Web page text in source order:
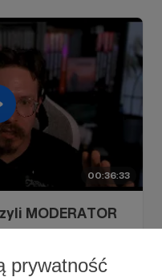
prywatność
00:36:33
MODERATOR